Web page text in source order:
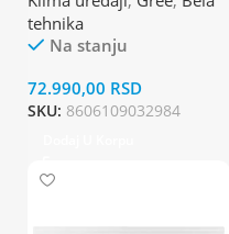
tehnika
Na stanju
72.990,00 RSD
SKU: 8606109032984